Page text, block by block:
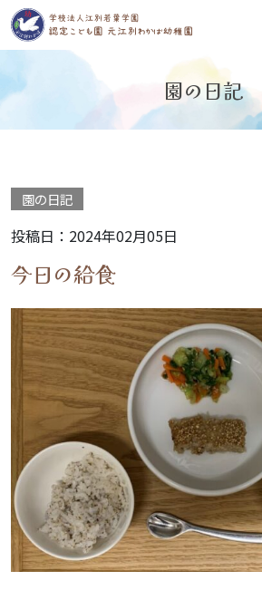
園の日記
園の日記
投稿日：2024年02月05日
今日の給食